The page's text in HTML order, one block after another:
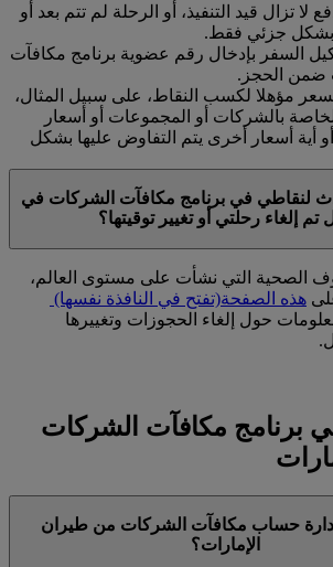
لا تزال قيد التنفيذ، أو الرحلة لم تتم بعد أو
بشكل جزئي فقط.
السفر بإدخال رقم عضوية برنامج مكافآت
ضمن الحجز.
مؤهلا لكسب النقاط، على سبيل المثال،
بالشركات أو المجموعات أو أسعار
أية أسعار أخرى يتم التفاوض عليها بشكل
لنقاطي في برنامج مكافآت الشركات في
تم إلغاء رحلتي أو تغيير توقيتها؟
الصحية التي نشأت على مستوى العالم،
هذه الصفحة(تفتح في النافذة نفسها)
حول إلغاء الحجوزات وتغييرها
برنامج مكافآت الشركات
حساب مكافآت الشركات من طيران
الإمارات؟